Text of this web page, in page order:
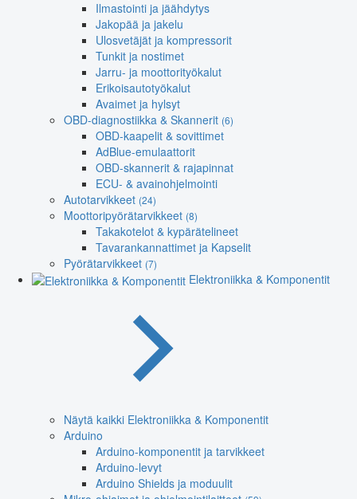
Ilmastointi ja jäähdytys
Jakopää ja jakelu
Ulosvetäjät ja kompressorit
Tunkit ja nostimet
Jarru- ja moottorityökalut
Erikoisautotyökalut
Avaimet ja hylsyt
OBD-diagnostiikka & Skannerit (6)
OBD-kaapelit & sovittimet
AdBlue-emulaattorit
OBD-skannerit & rajapinnat
ECU- & avainohjelmointi
Autotarvikkeet (24)
Moottoripyörätarvikkeet (8)
Takakotelot & kypärätelineet
Tavarankannattimet ja Kapselit
Pyörätarvikkeet (7)
Elektroniikka & Komponentit
Näytä kaikki Elektroniikka & Komponentit
Arduino
Arduino-komponentit ja tarvikkeet
Arduino-levyt
Arduino Shields ja moduulit